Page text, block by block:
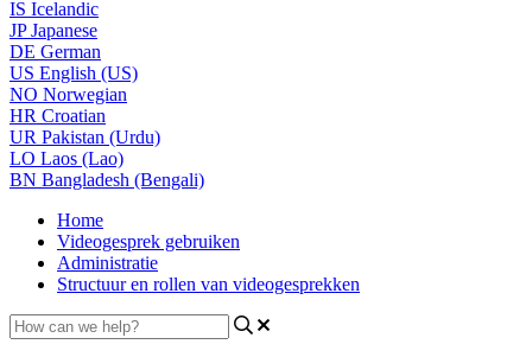
IS Icelandic
JPJapanese
DE German
US English (US)
NO Norwegian
HR Croatian
UR Pakistan (Urdu)
LO Laos (Lao)
BN Bangladesh (Bengali)
Home
Videogesprek gebruiken
Administratie
Structuur en rollen van videogesprekken